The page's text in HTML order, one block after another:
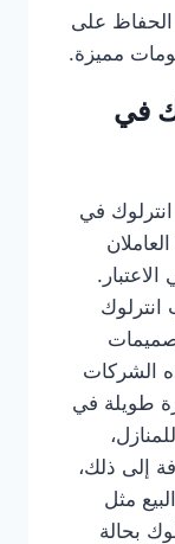
على
مميزة.
في
في
الشركات
طويلة في
إلى ذلك،
مثل
بحالة